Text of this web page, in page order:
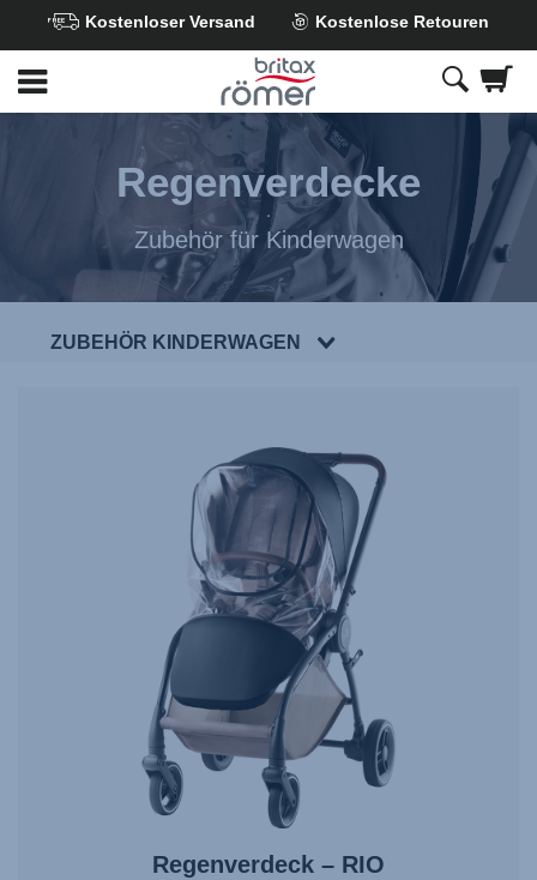
Hauptinhalt
springen
Kostenloser Versand Kostenlose Retouren
Regenverdecke
Zubehör für Kinderwagen
ZUBEHÖR KINDERWAGEN
Regenverdeck – RIO